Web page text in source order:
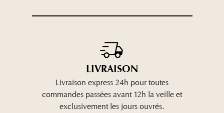
LIVRAISON
Livraison express 24h pour toutes
commandes passées avant 12h la veille et
exclusivement les jours ouvrés.